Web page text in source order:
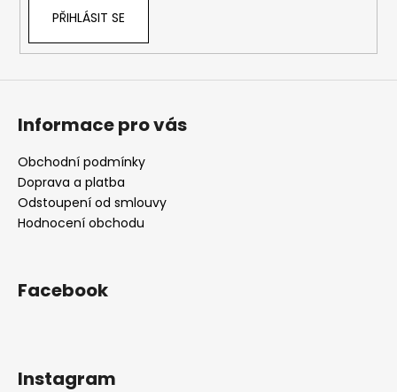
PŘIHLÁSIT SE
Informace pro vás
Obchodní podmínky
Doprava a platba
Odstoupení od smlouvy
Hodnocení obchodu
Facebook
Instagram